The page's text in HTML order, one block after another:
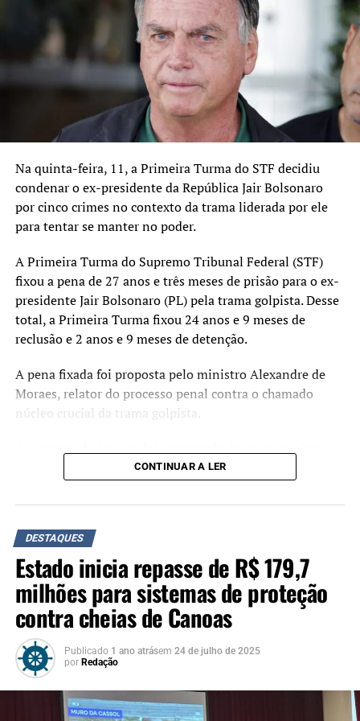
“Diguinho”, morador de Canoas.
Para ajudar acesse a página no facebook “Por uma
Criança Feliz” e converse com os organizadores. O
contato pode ser feito também pelo whatssap da Magali
(51) 99128-7681 ou Tatiana ( 51) 99178-4583.
A SEGUIR UP
Aula inaugural do Programa Gerações é realizada no
auditório do Sesc
NÃO SE ESQUEÇA
Canoas
Na quinta-feira, 11, a Primeira Turma do STF decidiu
condenar o ex-presidente da República Jair Bolsonaro
por cinco crimes no contexto da trama liderada por ele
para tentar se manter no poder.
A Primeira Turma do Supremo Tribunal Federal (STF)
fixou a pena de 27 anos e três meses de prisão para o ex-
presidente Jair Bolsonaro (PL) pela trama golpista. Desse
total, a Primeira Turma fixou 24 anos e 9 meses de
reclusão e 2 anos e 9 meses de detenção.
A pena fixada foi proposta pelo ministro Alexandre de
Moraes, relator do processo penal contra o chamado
núcleo crucial da trama golpista.
Flávio Dino, Cármen Lúcia e Cristiano Zanin. O ministro
durante o julgamento, não votou.
Crimes
Organização criminosa: 7 anos e 7 meses.
Abolição violenta do Estado Democrático de
Direito: 6 anos e 6 meses.
Golpe de Estado: 8 anos e 2 meses.
Deterioração de Patrimônio
: 2 anos e 6 meses.
CONTINUAR A LER
DESTAQUES
Estado inicia repasse de R$ 179,7
milhões para sistemas de proteção
contra cheias de Canoas
Publicado 1 ano atrásem 24 de julho de 2025
por Redação